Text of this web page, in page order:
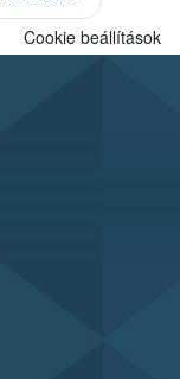
Cookie beállítások